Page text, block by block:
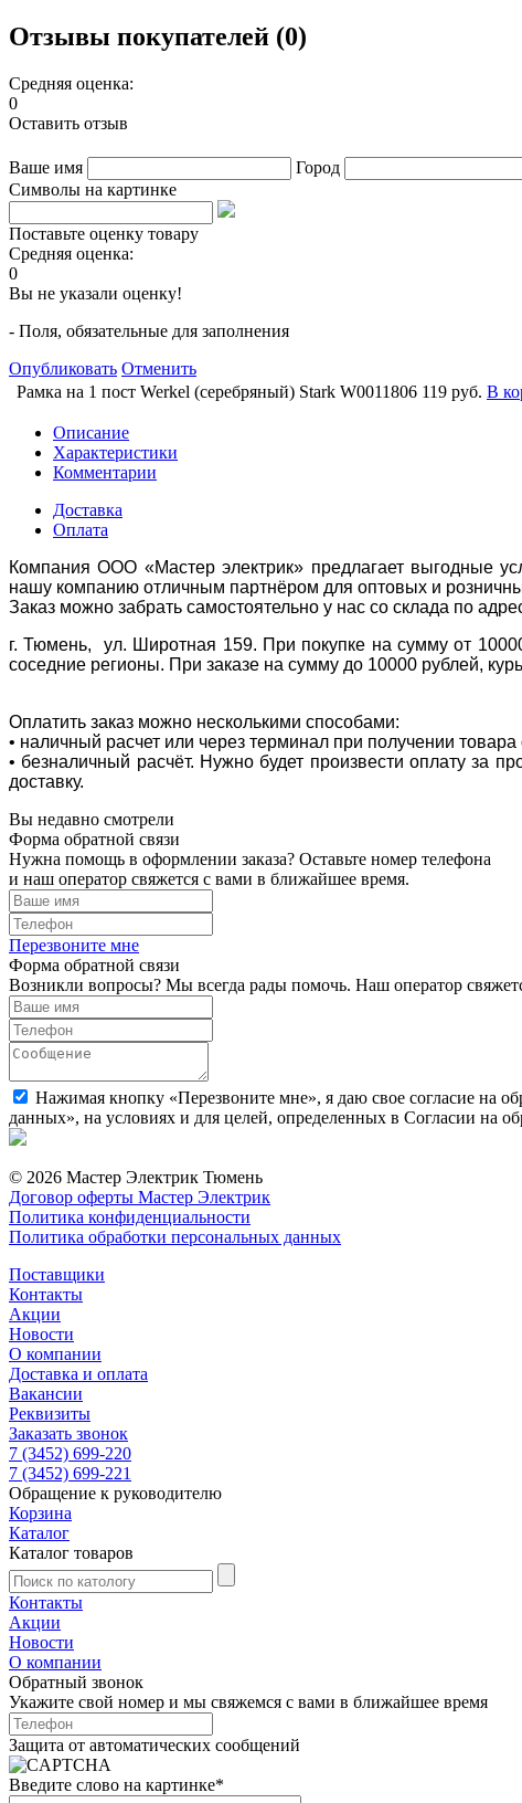
Отзывы покупателей (0)
Средняя оценка:
0
Оставить отзыв
Ваше имя Город
Символы на картинке
Поставьте оценку товару
Средняя оценка:
0
Вы не указали оценку!
- Поля, обязательные для заполнения
Опубликовать Отменить
Рамка на 1 пост Werkel (серебряный) Stark W0011806 119 руб. В
Описание
Характеристики
Комментарии
Доставка
Оплата
Компания ООО «Мастер электрик» предлагает выгодные
нашу компанию отличным партнёром для оптовых и
Заказ можно забрать самостоятельно у нас со склада по
г. Тюмень, ул. Широтная 159. При покупке на сумму от
соседние регионы. При заказе на сумму до 10000 рублей,
Оплатить заказ можно несколькими способами:
• наличный расчет или через терминал при получении
• безналичный расчёт. Нужно будет произвести оплату за
доставку.
Вы недавно смотрели
Форма обратной связи
Нужна помощь в оформлении заказа? Оставьте номер телефона
и наш оператор свяжется с вами в ближайшее время.
Перезвоните мне
Форма обратной связи
Возникли вопросы? Мы всегда рады помочь. Наш оператор
Нажимая кнопку «Перезвоните мне», я даю свое согласие на
данных», на условиях и для целей, определенных в Согласии на
© 2026 Мастер Электрик Тюмень
Договор оферты Мастер Электрик
Политика конфиденциальности
Политика обработки персональных данных
Поставщики
Контакты
Акции
Новости
О компании
Доставка и оплата
Вакансии
Реквизиты
Заказать звонок
7 (3452) 699-220
7 (3452) 699-221
Обращение к руководителю
Корзина
Каталог
Каталог товаров
Контакты
Акции
Новости
О компании
Обратный звонок
Укажите свой номер и мы свяжемся с вами в ближайшее время
Защита от автоматических сообщений
Введите слово на картинке*